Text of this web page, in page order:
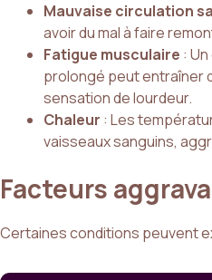
Mauvaise circulation
avoir du mal à faire
Fatigue musculaire :
prolongé peut entraîner
sensation de lourdeur.
Chaleur : Les
vaisseaux sanguins,
Facteurs
Certaines conditions peuvent